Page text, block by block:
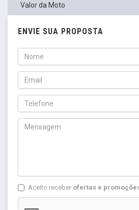
Valor da Moto
ENVIE SUA PROPOSTA
Aceito receber ofertas e